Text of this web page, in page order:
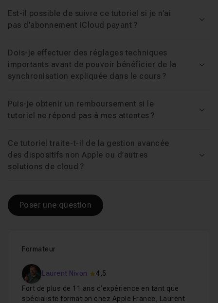
qui travaillent enfin ensemble.
Formateur
Laurent Nivon
4,5
Fort de plus de 11 ans d’expérience en tant que
spécialiste formation chez Apple France, Laurent
Est-il possible de suivre ce tutoriel si je n’ai
pas d’abonnement iCloud payant ?
Dois-je effectuer des réglages techniques
importants avant de pouvoir bénéficier de la
synchronisation expliquée dans le cours ?
Puis-je obtenir un remboursement si le
tutoriel ne répond pas à mes attentes ?
Ce tutoriel traite-t-il de la gestion avancée
des dispositifs non Apple ou d’autres
solutions de cloud ?
Poser une question